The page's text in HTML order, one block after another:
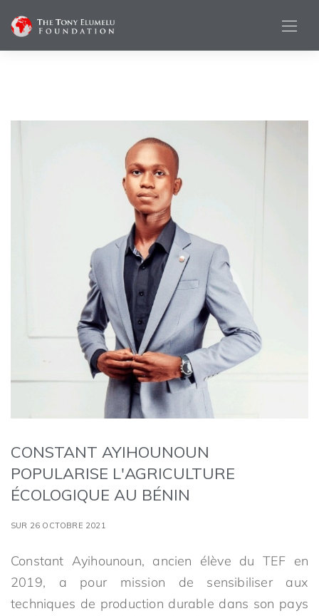
CONSTANT AYIHOUNOUN
POPULARISE L'AGRICULTURE
ÉCOLOGIQUE AU BÉNIN
SUR 26 OCTOBRE 2021
Constant Ayihounoun, ancien élève du TEF en
2019, a pour mission de sensibiliser aux
techniques de production durable dans son pays